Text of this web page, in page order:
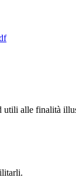
utili alle finalità